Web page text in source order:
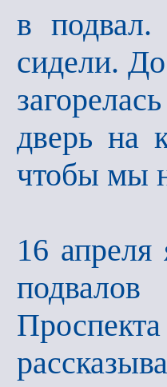
в
сидели.
дверь на
чтобы мы
16 апреля